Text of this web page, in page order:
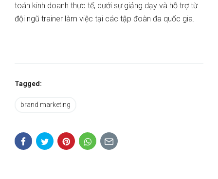
toán kinh doanh thực tế, dưới sự giảng dạy và hỗ trợ từ
đội ngũ trainer làm việc tại các tập đoàn đa quốc gia.
Tagged:
brand marketing